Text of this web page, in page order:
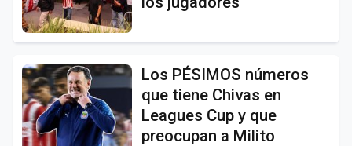
Los PÉSIMOS números
que tiene Chivas en
Leagues Cup y que
preocupan a Milito